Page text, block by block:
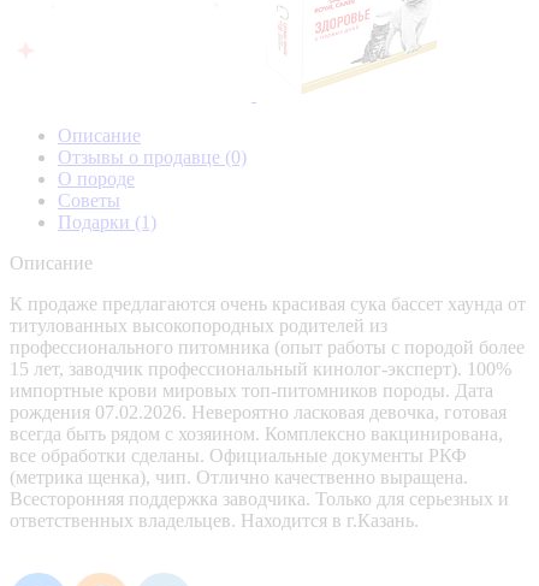
Описание
Отзывы о продавце (0)
О породе
Советы
Подарки (1)
Описание
К продаже предлагаются очень красивая сука бассет хаунда от
титулованных высокопородных родителей из
профессионального питомника (опыт работы с породой более
15 лет, заводчик профессиональный кинолог-эксперт). 100%
импортные крови мировых топ-питомников породы. Дата
рождения 07.02.2026. Невероятно ласковая девочка, готовая
всегда быть рядом с хозяином. Комплексно вакцинирована,
все обработки сделаны. Официальные документы РКФ
(метрика щенка), чип. Отлично качественно выращена.
Всесторонняя поддержка заводчика. Только для серьезных и
ответственных владельцев. Находится в г.Казань.